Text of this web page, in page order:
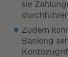
sie
Zudem
Banking